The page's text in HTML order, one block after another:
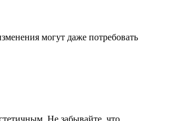
могут даже потребовать
Не забывайте, что